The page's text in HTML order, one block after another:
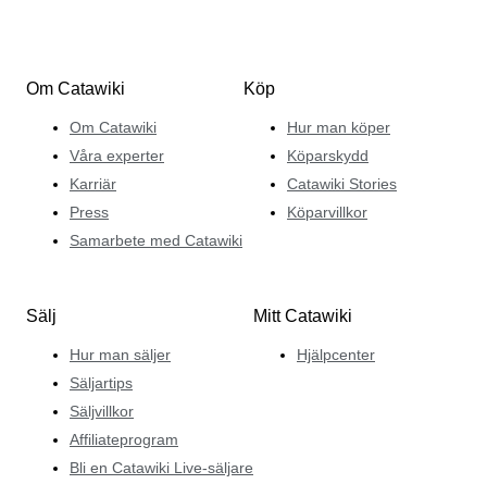
Om Catawiki
Om Catawiki
Våra experter
Karriär
Press
Samarbete med Catawiki
Köp
Hur man köper
Köparskydd
Catawiki Stories
Köparvillkor
Sälj
Hur man säljer
Säljartips
Säljvillkor
Affiliateprogram
Bli en Catawiki Live-säljare
Mitt Catawiki
Hjälpcenter